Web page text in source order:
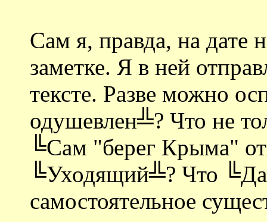
Сам я, правда, на дате
заметке. Я в ней
тексте. Разве можно
одушевлен╩? Что не
╚Сам "берег Крыма"
╚Уходящий╩? Что
самостоятельное